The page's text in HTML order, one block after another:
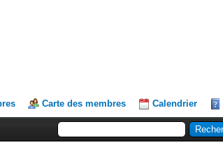
Carte des membres Calendrier